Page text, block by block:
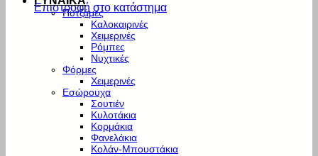
Επιστροφή στο κατάστημα
Πυτζάμες
Καλοκαιρινές
Χειμερινές
Ρόμπες
Νυχτικές
Φόρμες
Χειμερινές
Εσώρουχα
Σουτιέν
Κυλοτάκια
Κορμάκια
Φανελάκια
Κολάν-Μπουστάκια